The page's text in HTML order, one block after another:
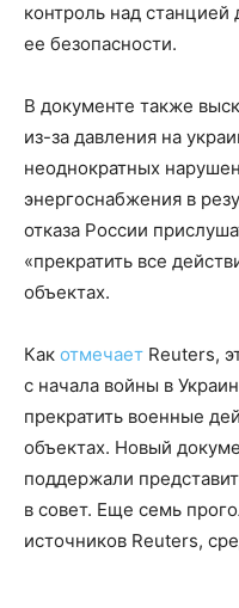
контроль над станцией
ее безопасности.
В документе также
из-за давления на
неоднократных
энергоснабжения в
отказа России
«прекратить все
объектах.
Как отмечает Reuters,
с начала войны в
прекратить военные
объектах. Новый
поддержали
в совет. Еще семь
источников Reuters,